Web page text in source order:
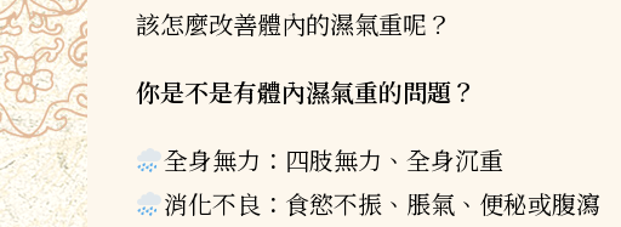
該怎麼改善體內的濕氣重呢？
你是不是有體內濕氣重的問題？
全身無力：四肢無力、全身沉重
消化不良：食慾不振、脹氣、便秘或腹瀉